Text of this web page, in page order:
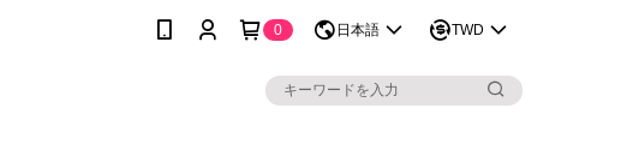
0 日本語 TWD